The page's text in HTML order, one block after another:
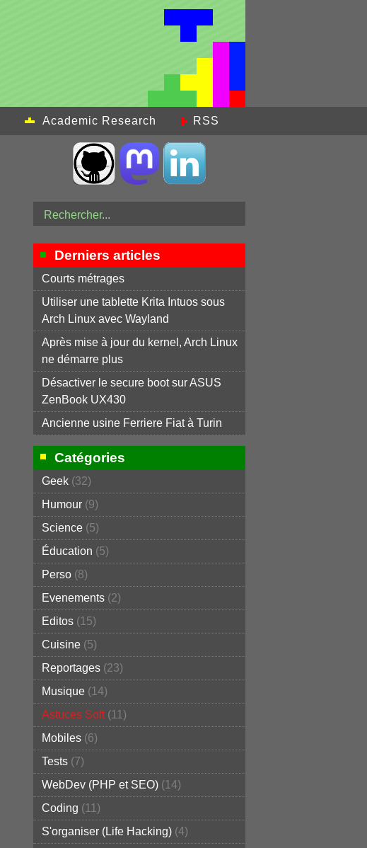
Academic Research RSS
Derniers articles
Courts métrages
Utiliser une tablette Krita Intuos sous
Arch Linux avec Wayland
Après mise à jour du kernel, Arch Linux
ne démarre plus
Désactiver le secure boot sur ASUS
ZenBook UX430
Ancienne usine Ferriere Fiat à Turin
Catégories
Geek (32)
Humour (9)
Science (5)
Éducation (5)
Perso (8)
Evenements (2)
Editos (15)
Cuisine (5)
Reportages (23)
Musique (14)
Astuces Soft(11)
Mobiles (6)
Tests (7)
WebDev (PHP et SEO) (14)
Coding (11)
S'organiser (Life Hacking) (4)